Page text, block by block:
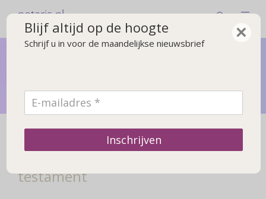
notaris.nl
In een testament legt u vast wat er met uw nalatenschap
moet gebeuren
Wat regelen anderen?
Harry denkt na over zijn
testament
×
Blijf altijd op de hoogte
Schrijf u in voor de maandelijkse nieuwsbrief
Inschrijven